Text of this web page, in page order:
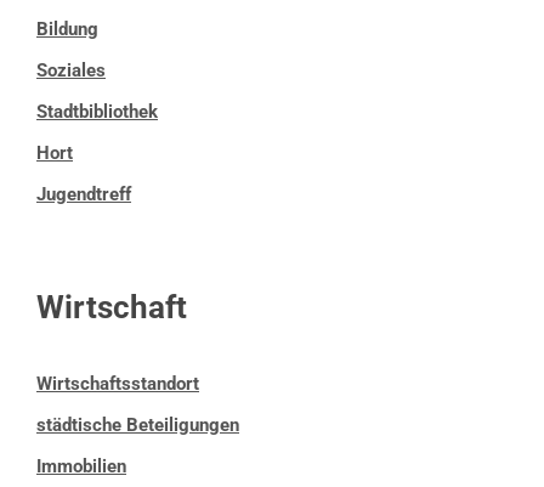
Bildung
Soziales
Stadtbibliothek
Hort
Jugendtreff
Wirtschaft
Wirtschaftsstandort
städtische Beteiligungen
Immobilien